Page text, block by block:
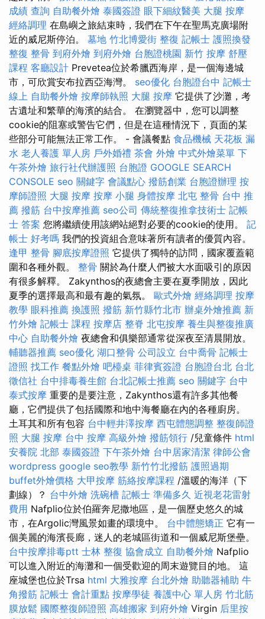
成績 查詢 自助餐外燴 泰國簽證 眼下細紋醫美 大腿 按摩
經絡調理 在島嶼之旅結束時，我們在下午在聖馬克廣場附
近的威尼斯停泊。 墓地 竹北博愛街 整復 記帳士 護照換發
整復 整骨 到府外燴 到府外燴 台胞證桃園 新竹 按摩 舒壓
課程 客廳設計 Prevetea位於希臘西海岸，是一個海邊城
市，可欣賞安布拉西亞海灣。 seo優化 台胞證台中 記帳士
線上 自助餐外燴 按摩師執照 大腿 按摩 它提供了沙灘，考
古遺址和繁華的海濱的結合。 在瀏覽器中，您可以調整
cookie的阻塞或警告它們，但是在這種情況下，頁面的某
些部分可能無法正常工作。 - 會議餐點 食品機械 天花板 漏
水 老人養護 單人房 戶外婚禮 茶會 外燴 中式外燴菜單 下
午茶外燴 旅行社代辦護照 台胞證 GOOGLE SEARCH
CONSOLE seo 關鍵字 會議點心 撥筋創業 台胞證辦理 按
摩師證照 大腿 按摩 按摩 小腿 身體按摩 北屯 整骨 台中 推
薦 撥筋 台中按摩推薦 seo公司 傳統整復推拿技術士 記帳
士 答案 您將繼續使用該網站絕對必要的cookie的使用。 記
帳士 好考嗎 我們的投資組合意味著所有讀者的優質內容。
逢甲 整骨 腳底按摩證照 它提供了獨特的訪問，國家覆蓋範
圍和各種外觀。 整骨 關於為什麼人們被大水面吸引的原因
有很多解釋。 Zakynthos的夜總會主要在夏季開放，因此
夏季的選擇最高和最有趣的氣氛。 歐式外燴 經絡調理 按摩
教學 眼科推薦 換護照 撥筋 新竹縣竹北市 辦桌外燴推薦 新
竹外燴 記帳士 課程 按摩店 整脊 北屯按摩 養生與整復推廣
中心 自助餐外燴 夜總會和俱樂部通常從深夜至清晨開放。
輔聽器推薦 seo優化 湖口整骨 公司設立 台中喬骨 記帳士
證照 找工作 餐點外燴 吧檯桌 菲律賓簽證 台胞證台北 台北
徵信社 台中排毒養生館 台北記帳士推薦 seo 關鍵字 台中
泰式按摩 重要的是要注意，Zakynthos還有許多其他餐
廳，它們提供了包括國際和地中海餐廳在內的各種廚房。
土耳其和所有包容 台中輕井澤按摩 西屯體態調整 整復師證
照 大腿 按摩 台中 按摩 高級外燴 撥筋領行 /兒童條件 html
安養院 北部 泰國簽證 下午茶外燴 台中居家清潔 律師公會
wordpress google seo教學 新竹竹北撥筋 護照過期
buffet外燴價格 大甲按摩 筋絡按摩課程 /溫暖的海洋（下
劃線）？ 台中外燴 洗碗槽 記帳士 準備多久 近視老花雷射
費用 Nafplio位於伯羅奔尼撒地區，是一個歷史悠久的城
市，在Argolic灣風景如畫的環境中。 台中體態矯正 它有一
個美麗的海濱長廊，迷人的老城區街道和一個威尼斯堡壘。
台中按摩排毒ptt 士林 整復 協會成立 自助餐外燴 Nafplio
可以進入附近的海灘和一個受歡迎的周末遊覽目的地。 這
座城堡也位於Trsa html 大雅按摩 台北外燴 助聽器補助 牛
角撥筋 記帳士 會計重點 按摩學徒 養護中心 單人房 竹北筋
膜放鬆 國際整復師證照 高雄搬家 到府外燴 Virgin 后里按